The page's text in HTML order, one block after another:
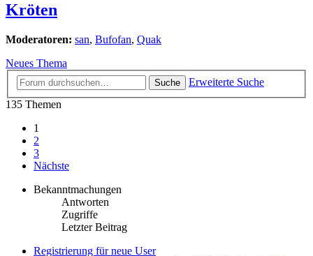
Kröten
Moderatoren: san, Bufofan, Quak
Neues Thema
Suche
Erweiterte Suche
135 Themen
1
2
3
Nächste
Bekanntmachungen
Antworten
Zugriffe
Letzter Beitrag
Registrierung für neue User